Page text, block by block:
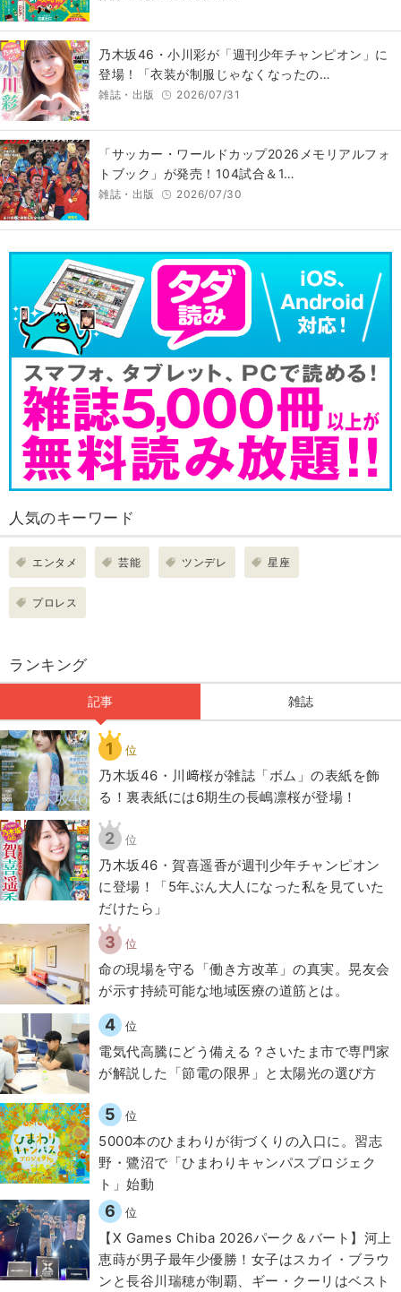
乃木坂46・小川彩が「週刊少年チャンピオン」に
登場！「衣装が制服じゃなくなったの…
雑誌・出版 2026/07/31
「サッカー・ワールドカップ2026メモリアルフォ
トブック」が発売！104試合＆1…
雑誌・出版 2026/07/30
人気のキーワード
エンタメ 芸能 ツンデレ 星座
プロレス
ランキング
記事 雑誌
1 位
乃木坂46・川﨑桜が雑誌「ボム」の表紙を飾
る！裏表紙には6期生の長嶋凛桜が登場！
2 位
乃木坂46・賀喜遥香が週刊少年チャンピオン
に登場！「5年ぶん大人になった私を見ていた
だけたら」
3 位
​命の現場を守る「働き方改革」の真実。晃友会
が示す持続可能な地域医療の道筋とは。
4 位
電気代高騰にどう備える？さいたま市で専門家
が解説した「節電の限界」と太陽光の選び方
5 位
5000本のひまわりが街づくりの入口に。習志
野・鷺沼で「ひまわりキャンパスプロジェク
ト」始動
6 位
【X Games Chiba 2026パーク＆バート】河上
恵蒔が男子最年少優勝！女子はスカイ・ブラウ
ンと長谷川瑞穂が制覇、ギー・クーリはベスト